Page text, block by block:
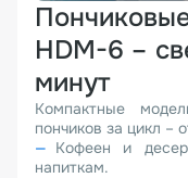
HDM-6 –
минут
Компактные
пончиков за цикл –
Кофеен и
напиткам.